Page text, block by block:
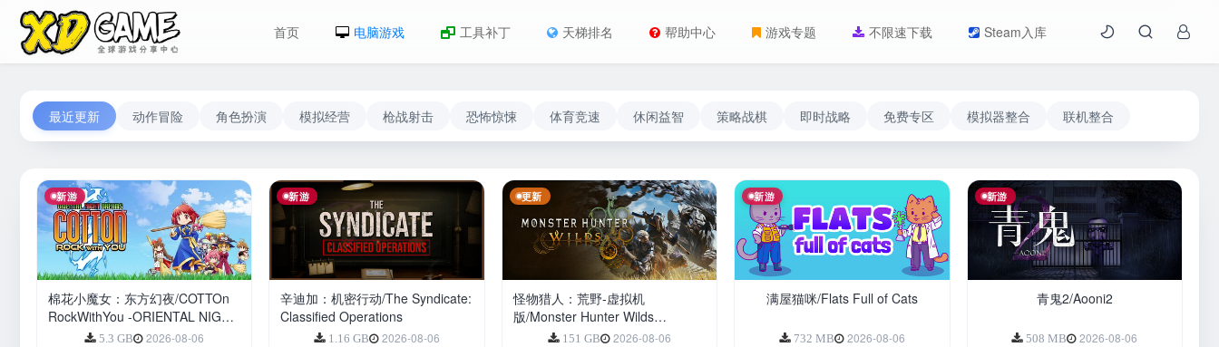
首页 电脑游戏 工具补丁 天梯排名 帮助中心 游戏专题 不限速下载 Steam入库
最近更新 动作冒险 角色扮演 模拟经营 枪战射击 恐怖惊悚 体育竞速 休闲益智 策略战棋 即时战略 免费专区 模拟器整合 联机整合
新游
棉花小魔女：东方幻夜/COTTOn
RockWithYou -ORIENTAL NIGHT
DREAMS-5.3 GB 2026-08-06
新游
辛迪加：机密行动/The Syndicate:
Classified Operations
1.16 GB 2026-08-06
更新
怪物猎人：荒野-虚拟机
版/Monster Hunter Wilds
HYPERVISOR
151 GB 2026-08-06
新游
满屋猫咪/Flats Full of Cats
732 MB 2026-08-06
新游
青鬼2/Aooni2
508 MB 2026-08-06